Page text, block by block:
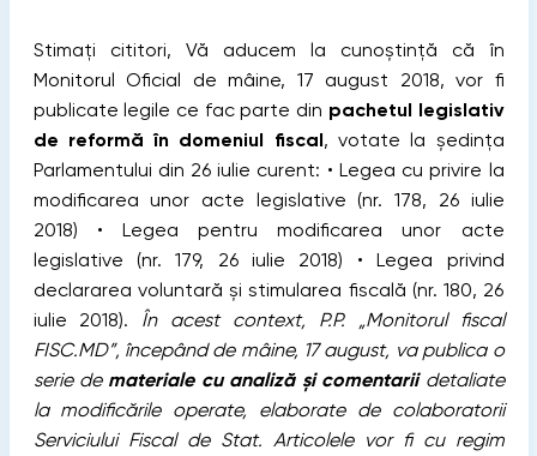
Stimați cititori, Vă aducem la cunoștință că în
Monitorul Oficial de mâine, 17 august 2018, vor fi
publicate legile ce fac parte din pachetul legislativ
de reformă în domeniul fiscal, votate la ședința
Parlamentului din 26 iulie curent: • Legea cu privire la
modificarea unor acte legislative (nr. 178, 26 iulie
2018) • Legea pentru modificarea unor acte
legislative (nr. 179, 26 iulie 2018) • Legea privind
declararea voluntară și stimularea fiscală (nr. 180, 26
iulie 2018).
În acest context, P.P. „Monitorul fiscal
FISC.MD”, începând de mâine, 17 august, va publica o
serie de materiale cu analiză și comentariidetaliate
la modificările operate, elaborate de colaboratorii
Serviciului Fiscal de Stat. Articolele vor fi cu regim